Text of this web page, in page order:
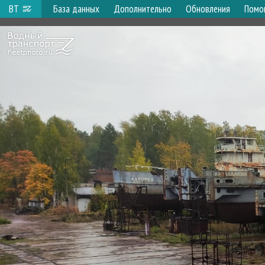
ВТ База данных Дополнительно Обновления